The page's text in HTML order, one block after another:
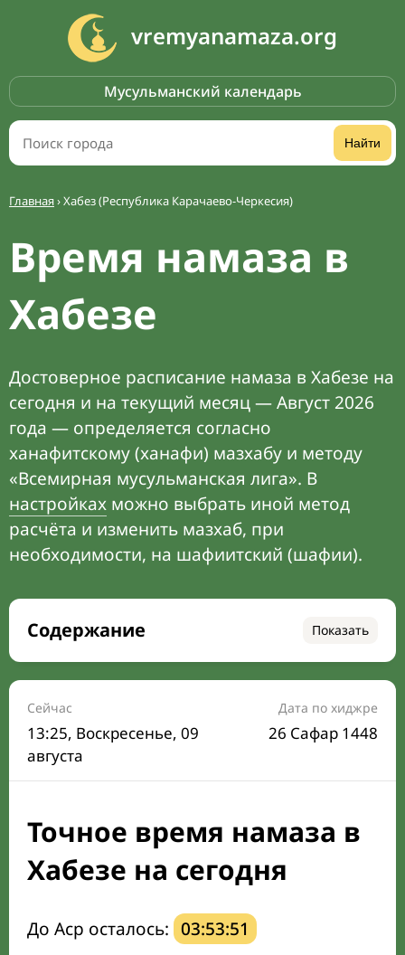
vremyanamaza.org
Мусульманский календарь
Найти
Главная›Хабез (Республика Карачаево-Черкесия)
Время намаза в
Хабезе
Достоверное расписание намаза в Хабезе на
сегодня и на текущий месяц — Август 2026
года — определяется согласно
ханафитскому (ханафи) мазхабу и методу
«Всемирная мусульманская лига». В
настройках можно выбрать иной метод
расчёта и изменить мазхаб, при
необходимости, на шафиитский (шафии).
Содержание Показать
Время намаза на сегодня
Расписание на месяц
Время Сухура и Ифтара на сегодня
Календарь рамадана
Мечети и молельные комнаты
Направление киблы
Сейчас
13:25, Воскресенье, 09
августа
Дата по хиджре
26 Сафар 1448
Точное время намаза в
Хабезе на сегодня
До Аср осталось: 03:53:50